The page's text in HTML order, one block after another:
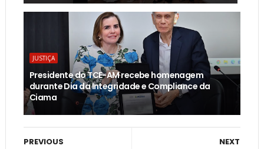
JUSTIÇA
Presidente do TCE-AM recebe homenagem
durante Dia da Integridade e Compliance da
Ciama
NEXT
PREVIOUS